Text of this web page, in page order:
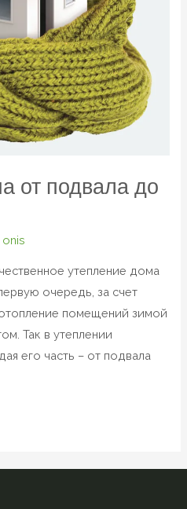
от подвала до
onis
утепление дома
очередь, за счет
помещений зимой
Так в утеплении
его часть – от подвала